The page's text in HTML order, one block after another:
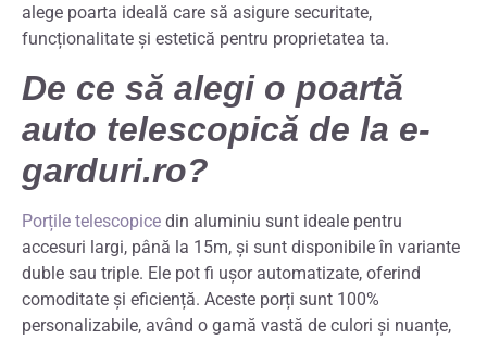
alege poarta ideală care să asigure securitate,
funcționalitate și estetică pentru proprietatea ta.
De ce să alegi o poartă
auto telescopică de la e-
garduri.ro?
Porțile telescopice din aluminiu sunt ideale pentru
accesuri largi, până la 15m, și sunt disponibile în variante
duble sau triple. Ele pot fi ușor automatizate, oferind
comoditate și eficiență. Aceste porți sunt 100%
personalizabile, având o gamă vastă de culori și nuanțe,